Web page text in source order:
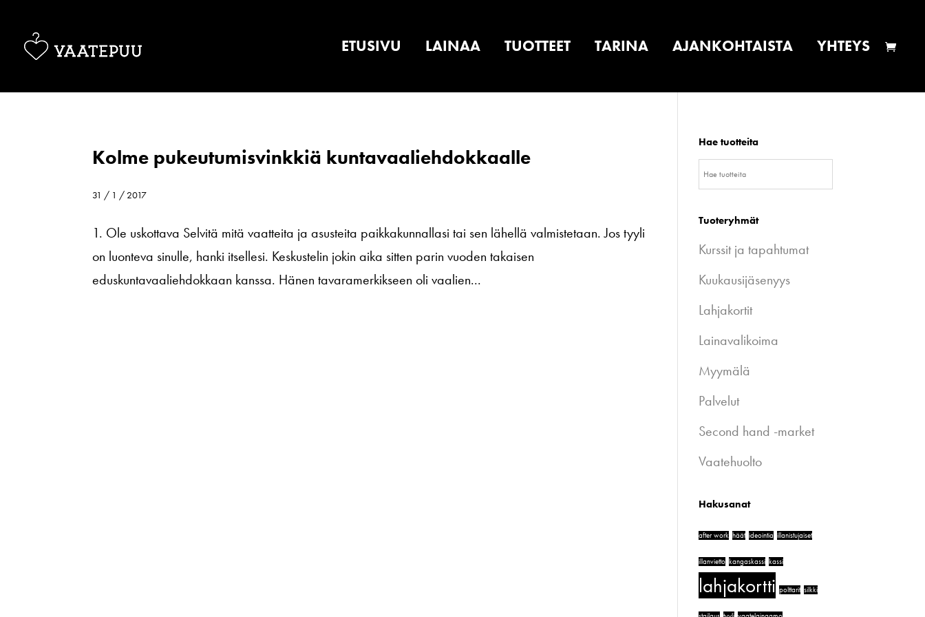
ETUSIVU LAINAA TUOTTEET TARINA AJANKOHTAISTA YHTEYS
Kolme pukeutumisvinkkiä kuntavaaliehdokkaalle
31 / 1 / 2017
1. Ole uskottava Selvitä mitä vaatteita ja asusteita paikkakunnallasi tai sen lähellä valmistetaan. Jos tyyli
on luonteva sinulle, hanki itsellesi. Keskustelin jokin aika sitten parin vuoden takaisen
eduskuntavaaliehdokkaan kanssa. Hänen tavaramerkikseen oli vaalien...
Hae tuotteita
Tuoteryhmät
Kurssit ja tapahtumat
Kuukausijäsenyys
Lahjakortit
Lainavalikoima
Myymälä
Palvelut
Second hand -market
Vaatehuolto
Hakusanat
after work häät ideointia illanistujaiset
illanvietto kangaskassi kassi
lahjakortti polttarit silkki